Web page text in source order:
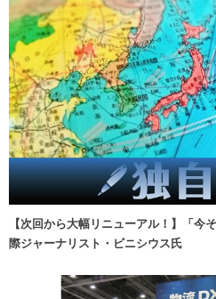
【次回から大幅リニューアル！】「
際ジャーナリスト・ビニシウス氏